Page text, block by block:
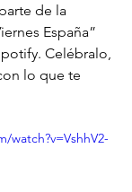
de la
España”
Celébralo,
lo que te
watch?v=VshhV2-